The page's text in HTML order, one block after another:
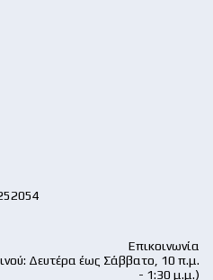
Επικοινωνία
Δευτέρα έως Σάββατο, 10 π.μ.
- 1:30 μ.μ.)